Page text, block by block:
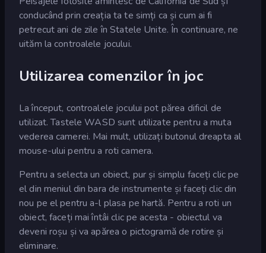
conducând prin creația ta te simți ca și cum ai fi
petrecut ani de zile în Statele Unite. În continuare, ne
uităm la controalele jocului.
Utilizarea comenzilor în joc
La început, controalele jocului pot părea dificil de
utilizat. Tastele WASD sunt utilizate pentru a muta
vederea camerei. Mai mult, utilizați butonul dreapta al
mouse-ului pentru a roti camera.
Pentru a selecta un obiect, pur și simplu faceți clic pe
el din meniul din bara de instrumente și faceți clic din
nou pe el pentru a-l plasa pe hartă. Pentru a roti un
obiect, faceți mai întâi clic pe acesta - obiectul va
deveni roșu și va apărea o pictogramă de rotire și
eliminare.